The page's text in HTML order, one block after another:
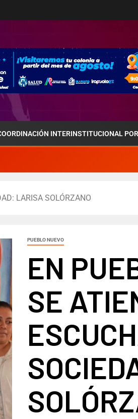
INTERINSTITUCIONAL POR LA
LARISA SOLÓRZANO
PUEBLO NUEVO
EN
SE